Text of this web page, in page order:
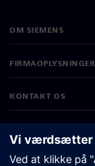
OM SIEMENS
FIRMAOPLYSNINGER
KONTAKT OS